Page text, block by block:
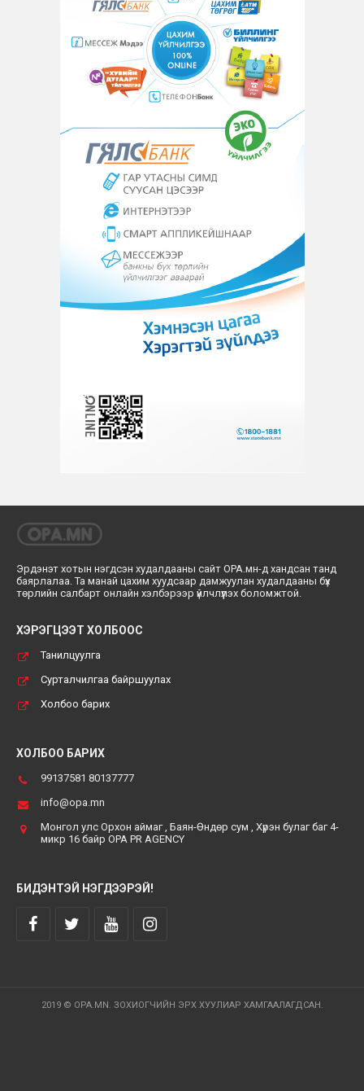
Эрдэнэт хотын нэгдсэн худалдааны сайт ОРА.мн-д хандсан танд
баярлалаа. Та манай цахим хуудсаар дамжуулан худалдааны бүх
төрлийн салбарт онлайн хэлбэрээр үйлчлүүлэх боломжтой.
ХЭРЭГЦЭЭТ ХОЛБООС
Танилцуулга
Сурталчилгаа байршуулах
Холбоо барих
ХОЛБОО БАРИХ
99137581 80137777
info@opa.mn
Монгол улс Орхон аймаг , Баян-Өндөр сум , Хүрэн булаг баг 4-
микр 16 байр OPA PR AGENCY
БИДЭНТЭЙ НЭГДЭЭРЭЙ!
2019 © OPA.MN. ЗОХИОГЧИЙН ЭРХ ХУУЛИАР ХАМГААЛАГДСАН.